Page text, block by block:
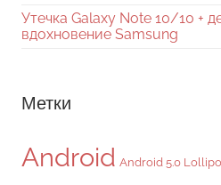
Утечка Galaxy Note 10/10 +
вдохновение Samsung
Метки
Android Android 5.0